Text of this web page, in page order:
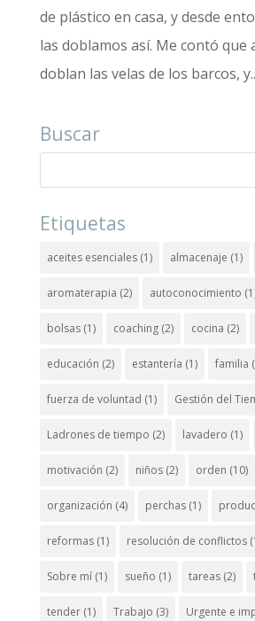
de plástico en casa, y desde
las doblamos así. Me contó que
doblan las velas de los barcos,
Buscar
Etiquetas
aceites esenciales(1) almacenaje (1)
aromaterapia (2) autoconocimiento
bolsas(1) coaching(2) cocina (2)
educación (2) estantería (1) familia
fuerza de voluntad (1) Gestión del
Ladrones de tiempo (2) lavadero (1)
motivación (2) niños(2) orden (10)
organización (4) perchas(1)
reformas(1) resolución de conflictos
Sobre mí(1) sueño (1) tareas(2)
tender(1) Trabajo (3) Urgente e